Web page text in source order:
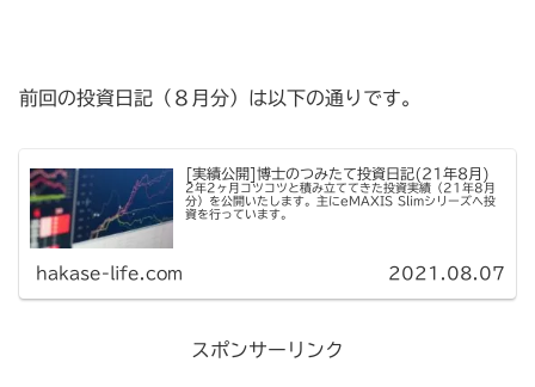
前回の投資日記（８月分）は以下の通りです。
[実績公開]博士のつみたて投資日記(21年8月)
2年2ヶ月コツコツと積み立ててきた投資実績（21年8月
分）を公開いたします。主にeMAXIS Slimシリーズへ投
資を行っています。
hakase-life.com 2021.08.07
スポンサーリンク